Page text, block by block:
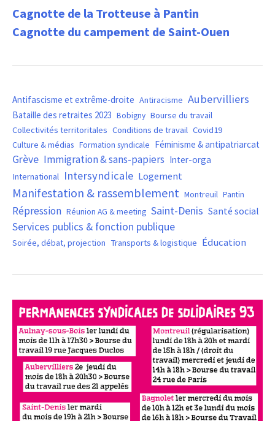
Cagnotte de la Trotteuse à Pantin
Cagnotte du campement de Saint-Ouen
Antifascisme et extrême-droite Antiracisme Aubervilliers
Bataille des retraites 2023 Bobigny Bourse du travail
Collectivités territoritales Conditions de travail Covid19
Culture & médias Formation syndicale Féminisme & antipatriarcat
Grève Immigration & sans-papiers Inter-orga
International Intersyndicale Logement
Manifestation & rassemblement Montreuil Pantin
Répression Réunion AG & meeting Saint-Denis Santé social
Services publics & fonction publique
Soirée, débat, projection Transports & logistique Éducation